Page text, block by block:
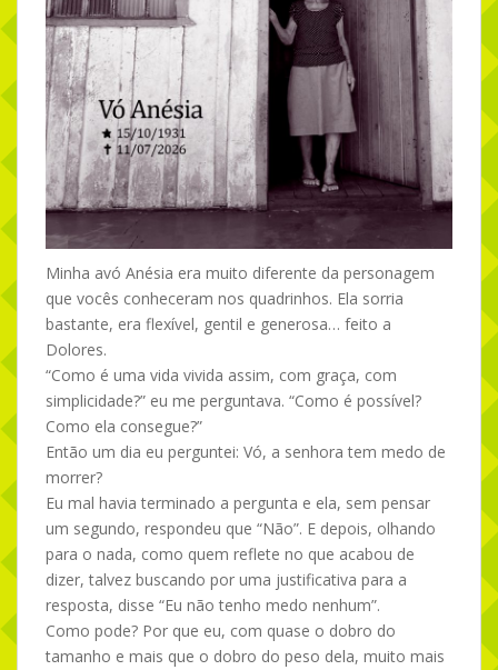
Minha avó Anésia era muito diferente da personagem
que vocês conheceram nos quadrinhos. Ela sorria
bastante, era flexível, gentil e generosa… feito a
Dolores.
“Como é uma vida vivida assim, com graça, com
simplicidade?” eu me perguntava. “Como é possível?
Como ela consegue?”
Então um dia eu perguntei: Vó, a senhora tem medo de
morrer?
Eu mal havia terminado a pergunta e ela, sem pensar
um segundo, respondeu que “Não”. E depois, olhando
para o nada, como quem reflete no que acabou de
dizer, talvez buscando por uma justificativa para a
resposta, disse “Eu não tenho medo nenhum”.
Como pode? Por que eu, com quase o dobro do
tamanho e mais que o dobro do peso dela, muito mais